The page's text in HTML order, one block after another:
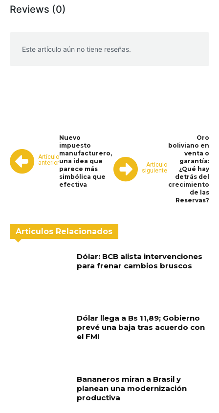
Reviews (0)
Este artículo aún no tiene reseñas.
Artículo
anterior
Nuevo
impuesto
manufacturero,
una idea que
parece más
simbólica que
efectiva
Artículo
siguiente
Oro
boliviano en
venta o
garantía:
¿Qué hay
detrás del
crecimiento
de las
Reservas?
Articulos Relacionados
Dólar: BCB alista intervenciones
para frenar cambios bruscos
Dólar llega a Bs 11,89; Gobierno
prevé una baja tras acuerdo con
el FMI
Bananeros miran a Brasil y
planean una modernización
productiva